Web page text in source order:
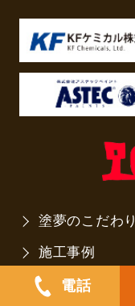
電話
塗夢のこだわり
施工事例
お客様の声